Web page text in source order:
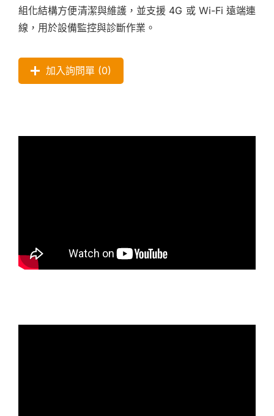
組化結構方便清潔與維護，並支援 4G 或 Wi-Fi 遠端連
線，用於設備監控與診斷作業。
加入詢問單 (0)